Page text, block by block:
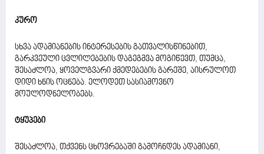
კურო
სხვა ადამიანების ინტერესების გათვალისწინებით,
გარკვეული ცვლილებების დაგეგმვა მოგიწევთ, თუმცა,
შესაძლოა, ყოველგვარი ქმედებების გარეშე, აისრულოთ
დიდი ხნის ოცნება. ელოდეთ სასიამოვნო
მოულოდნელობებს.
ტყუპები
შესაძლოა, თქვენს ცხოვრებაში გამოჩნდეს ადამიანი,